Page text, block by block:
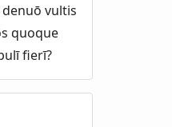
vultis
quoque
fierī?